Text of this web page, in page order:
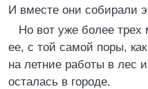
И вместе они собирали
Но вот уже более трех
ее, с той самой поры,
на летние работы в лес
осталась в городе.